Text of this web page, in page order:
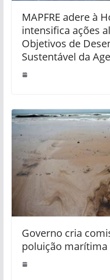
MAPFRE adere à
intensifica ações
Objetivos de
Sustentável da
Governo cria
poluição marítima